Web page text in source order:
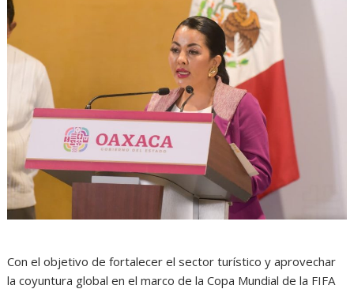
Con el objetivo de fortalecer el sector turístico y aprovechar
la coyuntura global en el marco de la Copa Mundial de la FIFA